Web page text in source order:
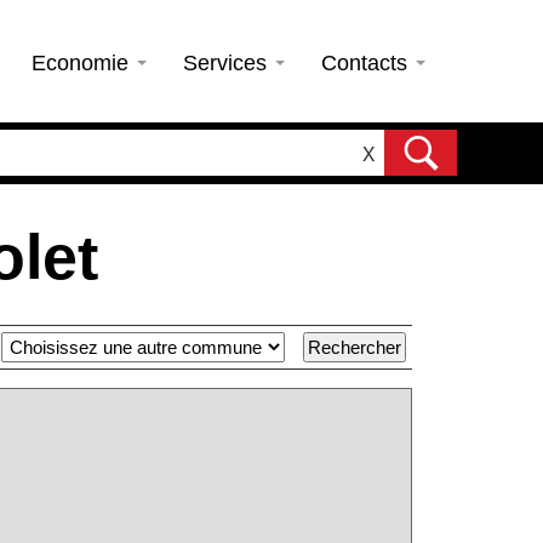
Economie Services Contacts
X